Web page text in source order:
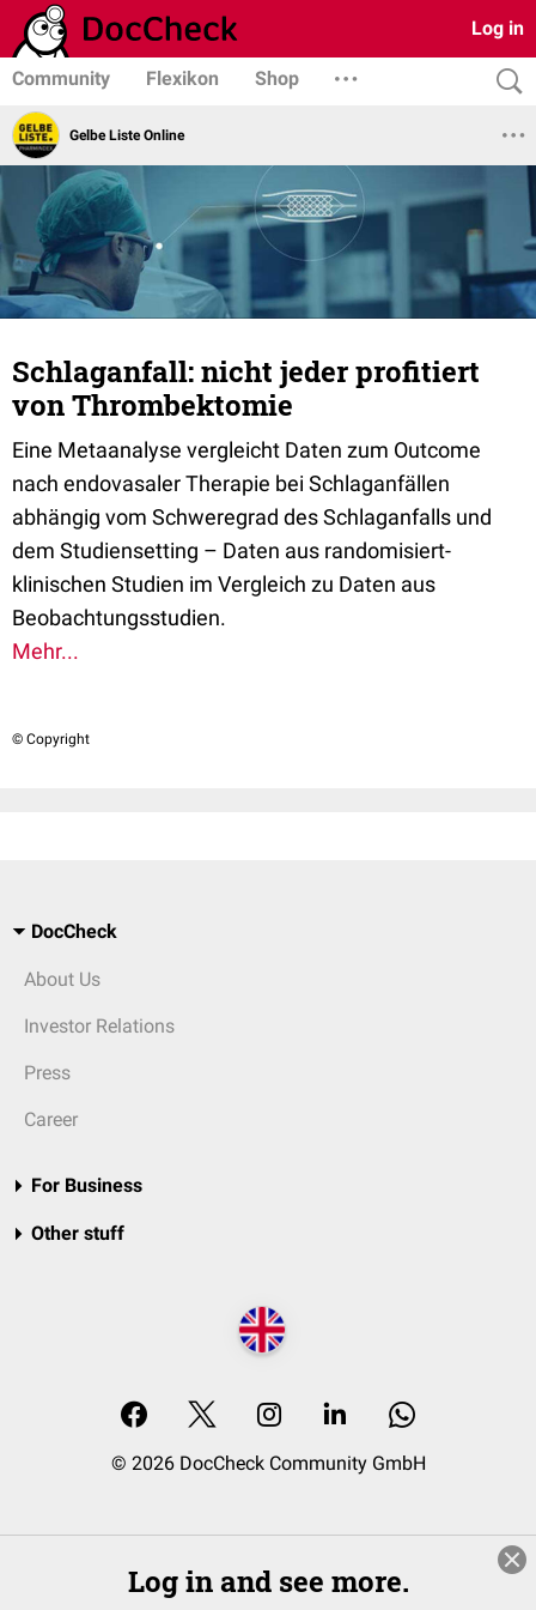
Log in
Community Flexikon Shop
Gelbe Liste Online
Schlaganfall: nicht jeder profitiert
von Thrombektomie
Eine Metaanalyse vergleicht Daten zum Outcome
nach endovasaler Therapie bei Schlaganfällen
abhängig vom Schweregrad des Schlaganfalls und
dem Studiensetting – Daten aus randomisiert-
klinischen Studien im Vergleich zu Daten aus
Beobachtungsstudien.
Mehr...
© Copyright
DocCheck
About Us
Investor Relations
Press
Career
For Business
Other stuff
© 2026 DocCheck Community GmbH
Log in and see more.